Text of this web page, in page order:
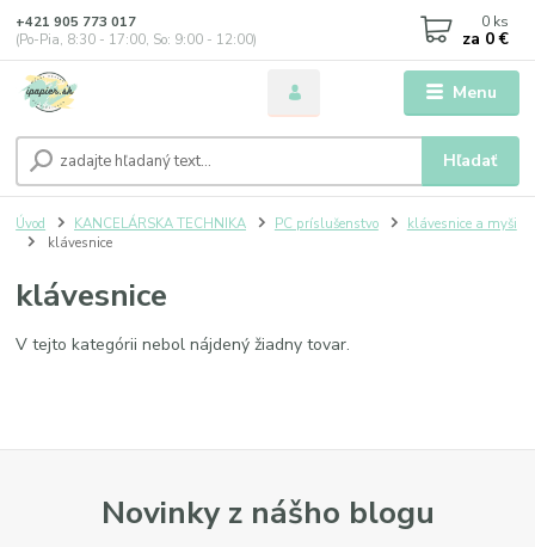
Menu
Hľadať
+421 905 773 017
(Po-Pia, 8:30 - 17:00, So: 9:00 - 12:00)
0 ks
za 0 €
Úvod KANCELÁRSKA TECHNIKA PC príslušenstvo
klávesnice a myši
klávesnice
klávesnice
V tejto kategórii nebol nájdený žiadny tovar.
Novinky z nášho blogu